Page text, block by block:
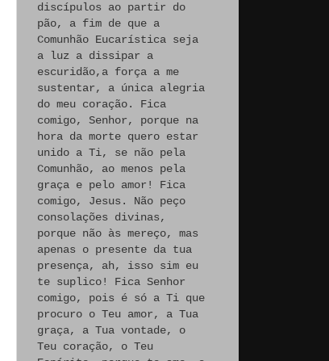
discípulos ao partir do
pão, a fim de que a
Comunhão Eucarística seja
a luz a dissipar a
escuridão,a força a me
sustentar, a única alegria
do meu coração. Fica
comigo, Senhor, porque na
hora da morte quero estar
unido a Ti, se não pela
Comunhão, ao menos pela
graça e pelo amor! Fica
comigo, Jesus. Não peço
consolações divinas,
porque não às mereço, mas
apenas o presente da tua
presença, ah, isso sim eu
te suplico! Fica Senhor
comigo, pois é só a Ti que
procuro o Teu amor, a Tua
graça, a Tua vontade, o
Teu coração, o Teu